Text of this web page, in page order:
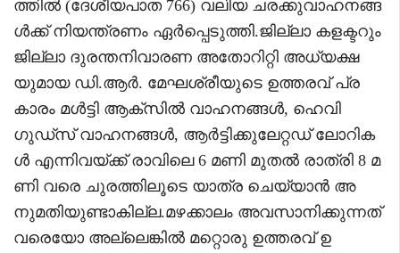
ത്തിൽ (ദേശീയപാത 766) വലിയ ചരക്കുവാഹനങ്ങ
ൾക്ക് നിയന്ത്രണം ഏർപ്പെടുത്തി.ജില്ലാ കളക്ടറും
ജില്ലാ ദുരന്തനിവാരണ അതോറിറ്റി അധ്യക്ഷ
യുമായ ഡി.ആർ. മേഘശ്രീയുടെ ഉത്തരവ് പ്ര
കാരം മൾട്ടി ആക്‌സിൽ വാഹനങ്ങൾ, ഹെവി
ഗുഡ്സ് വാഹനങ്ങൾ, ആർട്ടിക്കുലേറ്റഡ് ലോറിക
ൾ എന്നിവയ്ക്ക് രാവിലെ 6 മണി മുതൽ രാത്രി 8 മ
ണി വരെ ചുരത്തിലൂടെ യാത്ര ചെയ്യാൻ അ
നുമതിയുണ്ടാകില്ല.മഴക്കാലം അവസാനിക്കുന്നത്
വരെയോ അല്ലെങ്കിൽ മറ്റൊരു ഉത്തരവ് ഉ